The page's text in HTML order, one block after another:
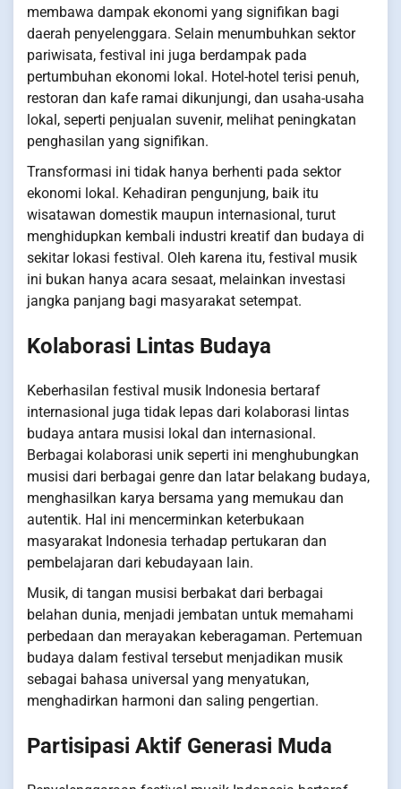
membawa dampak ekonomi yang signifikan bagi
daerah penyelenggara. Selain menumbuhkan sektor
pariwisata, festival ini juga berdampak pada
pertumbuhan ekonomi lokal. Hotel-hotel terisi penuh,
restoran dan kafe ramai dikunjungi, dan usaha-usaha
lokal, seperti penjualan suvenir, melihat peningkatan
penghasilan yang signifikan.
Transformasi ini tidak hanya berhenti pada sektor
ekonomi lokal. Kehadiran pengunjung, baik itu
wisatawan domestik maupun internasional, turut
menghidupkan kembali industri kreatif dan budaya di
sekitar lokasi festival. Oleh karena itu, festival musik
ini bukan hanya acara sesaat, melainkan investasi
jangka panjang bagi masyarakat setempat.
Kolaborasi Lintas Budaya
Keberhasilan festival musik Indonesia bertaraf
internasional juga tidak lepas dari kolaborasi lintas
budaya antara musisi lokal dan internasional.
Berbagai kolaborasi unik seperti ini menghubungkan
musisi dari berbagai genre dan latar belakang budaya,
menghasilkan karya bersama yang memukau dan
autentik. Hal ini mencerminkan keterbukaan
masyarakat Indonesia terhadap pertukaran dan
pembelajaran dari kebudayaan lain.
Musik, di tangan musisi berbakat dari berbagai
belahan dunia, menjadi jembatan untuk memahami
perbedaan dan merayakan keberagaman. Pertemuan
budaya dalam festival tersebut menjadikan musik
sebagai bahasa universal yang menyatukan,
menghadirkan harmoni dan saling pengertian.
Partisipasi Aktif Generasi Muda